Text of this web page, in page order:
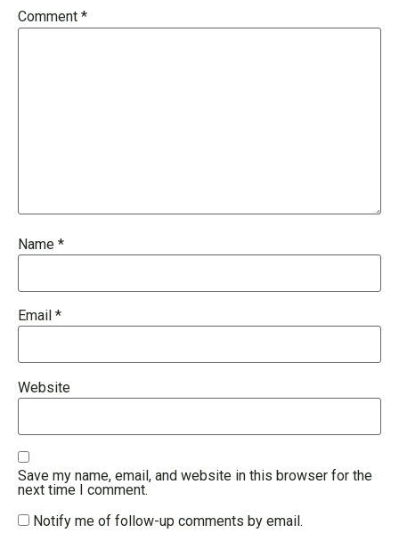
Comment *
Name *
Email *
Website
Save my name, email, and website in this browser for the
next time I comment.
Notify me of follow-up comments by email.